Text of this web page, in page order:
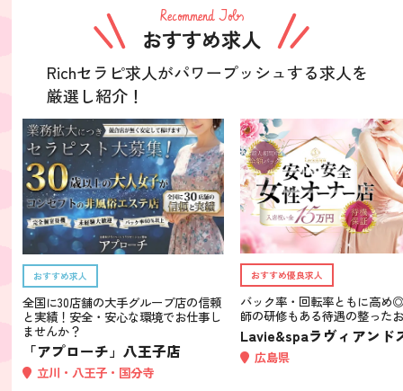
Recommend Jobs
おすすめ求人
Richセラピ求人がパワープッシュする求人を
厳選し紹介！
おすすめ求人
全国に30店舗の大手グループ店の信頼
と実績！安全・安心な環境でお仕事し
ませんか？
「アプローチ」八王子店
立川・八王子・国分寺
おすすめ優良求人
バック率・回転率ともに高め
師の研修もある待遇の整った
Lavie&spaラヴィアンド
広島県